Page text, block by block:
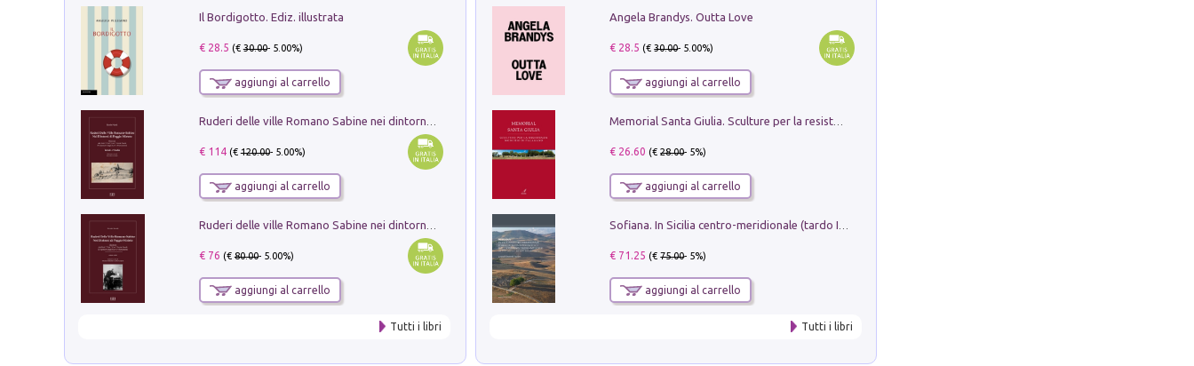
Il Bordigotto. Ediz. illustrata
€ 28.5 (€30.00- 5.00%)
aggiungi al carrello
€ 114(€120.00- 5.00%)
aggiungi al carrello
€ 76 (€80.00- 5.00%)
aggiungi al carrello
Tutti i libri
Angela Brandys. Outta Love
€ 28.5 (€30.00- 5.00%)
aggiungi al carrello
€ 26.60 (€28.00- 5%)
aggiungi al carrello
€ 71.25 (€75.00- 5%)
aggiungi al carrello
Tutti i libri